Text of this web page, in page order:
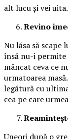
alt lucu și vei uita.
Revino
Nu lăsa să scape
însă nu-i permite
mâncat ceva ce
urmatoarea
legătură cu
cea pe care
Uneori după o